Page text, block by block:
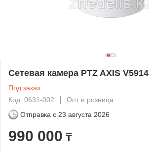
Сетевая камера PTZ AXIS V5914
Под заказ
Код: 0631-002
Опт и розница
Отправка с 23 августа 2026
990 000 ₸